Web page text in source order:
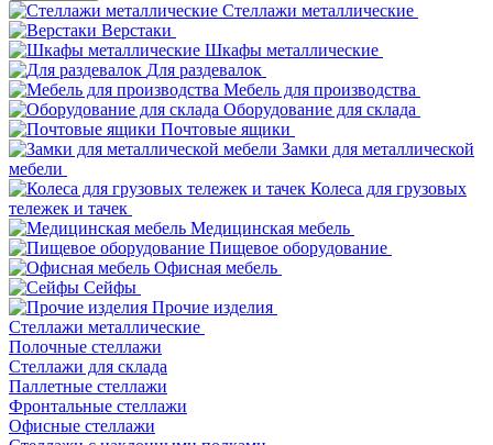
Стеллажи металлические
Верстаки
Шкафы металлические
Для раздевалок
Мебель для производства
Оборудование для склада
Почтовые ящики
Замки для металлической
мебели
Колеса для грузовых
тележек и тачек
Медицинская мебель
Пищевое оборудование
Офисная мебель
Сейфы
Прочие изделия
Стеллажи металлические
Полочные стеллажи
Стеллажи для склада
Паллетные стеллажи
Фронтальные стеллажи
Офисные стеллажи